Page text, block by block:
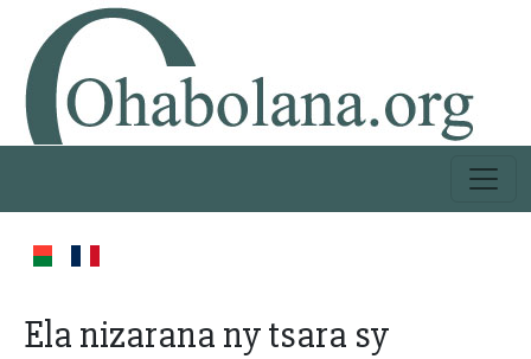
Ela nizarana ny tsara sy